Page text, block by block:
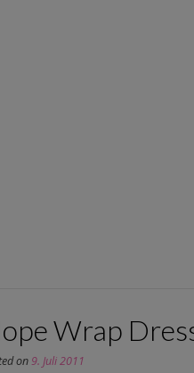
Wrap
on9. Juli 2011